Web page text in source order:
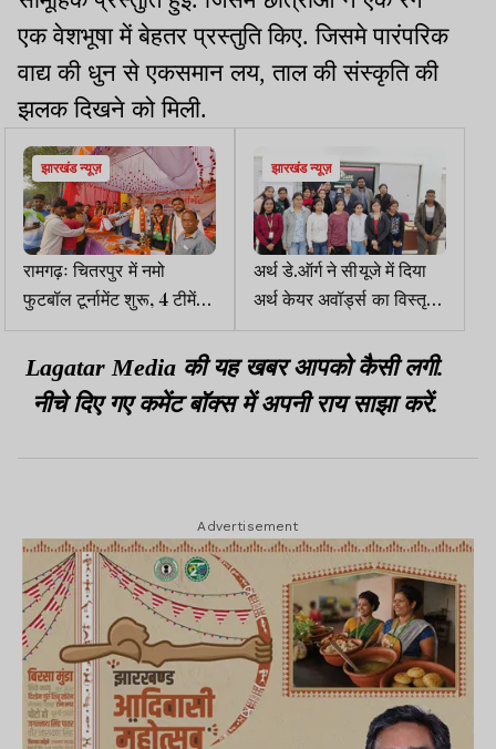
एक वेशभूषा में बेहतर प्रस्तुति किए. जिसमे पारंपरिक
वाद्य की धुन से एकसमान लय, ताल की संस्कृति की
झलक दिखने को मिली.
झारखंड न्यूज़
रामगढ़ः चितरपुर में नमो
फुटबॉल टूर्नामेंट शुरू, 4 टीमें
हुईं शामिल
झारखंड न्यूज़
अर्थ डे.ऑर्ग ने सीयूजे में दिया
अर्थ केयर अवॉर्ड्स का विस्तृत
परिचय
Lagatar Media की यह खबर आपको कैसी लगी.
नीचे दिए गए कमेंट बॉक्स में अपनी राय साझा करें.
Advertisement